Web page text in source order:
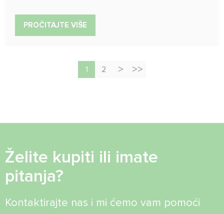
PROČITAJTE VIŠE
1 2
Želite kupiti ili imate
pitanja?
Kontaktirajte nas i mi ćemo vam pomoći